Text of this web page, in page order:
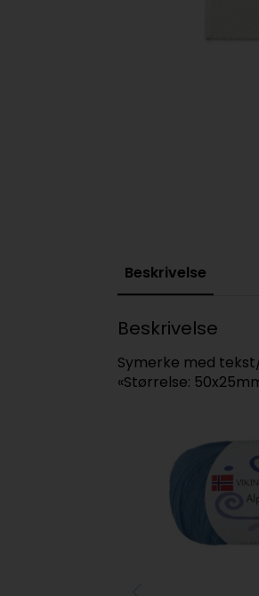
Beskrivelse
Beskrivelse
Symerke med
«Størrelse: